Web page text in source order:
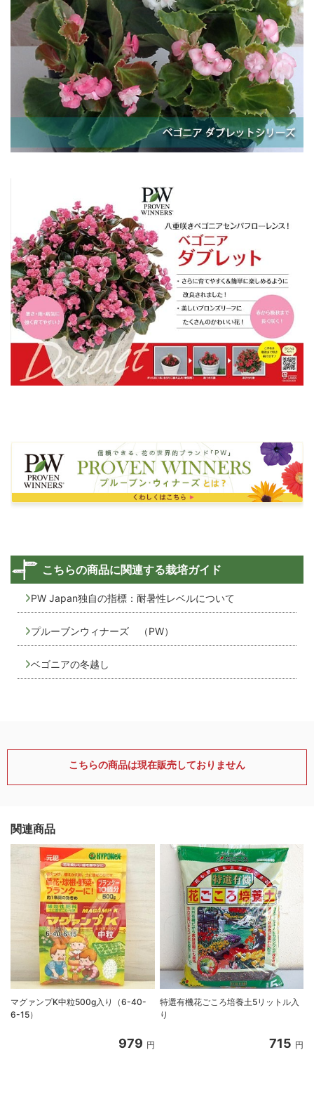
こちらの商品に関連する栽培ガイド
PW Japan独自の指標：耐暑性レベルについて
プルーブンウィナーズ （PW）
ベゴニアの冬越し
こちらの商品は現在販売しておりません
関連商品
マグァンプK中粒500g入り（6-40-
6-15）
979 円
特選有機花ごころ培養土5リットル入
り
715 円